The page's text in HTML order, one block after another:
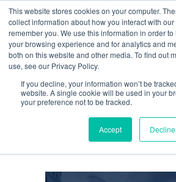
This website stores cookies on your computer.
collect information about how you interact with
remember you. We use this information in order
your browsing experience and for analytics and
both on this website and other media. To find out
use, see our Privacy Policy.
If you decline, your information won’t be
website. A single cookie will be used in your
your preference not to be tracked.
Accept Decline
Guía de uso
Acceso /
Dr. Vicente Ripoll
Feliu Tag